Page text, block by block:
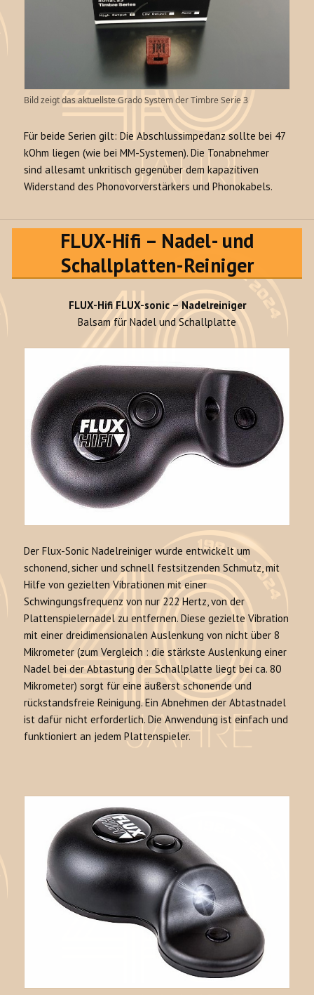
Bild zeigt das aktuellste Grado System der Timbre Serie 3
Für beide Serien gilt: Die Abschlussimpedanz sollte bei 47
kOhm liegen (wie bei MM-Systemen). Die Tonabnehmer
sind allesamt unkritisch gegenüber dem kapazitiven
Widerstand des Phonovorverstärkers und Phonokabels.
FLUX-Hifi – Nadel- und
Schallplatten-Reiniger
FLUX-Hifi FLUX-sonic – Nadelreiniger
Balsam für Nadel und Schallplatte
Der Flux-Sonic Nadelreiniger wurde entwickelt um
schonend, sicher und schnell festsitzenden Schmutz, mit
Hilfe von gezielten Vibrationen mit einer
Schwingungsfrequenz von nur 222 Hertz, von der
Plattenspielernadel zu entfernen. Diese gezielte Vibration
mit einer dreidimensionalen Auslenkung von nicht über 8
Mikrometer (zum Vergleich : die stärkste Auslenkung einer
Nadel bei der Abtastung der Schallplatte liegt bei ca. 80
Mikrometer) sorgt für eine äußerst schonende und
rückstandsfreie Reinigung. Ein Abnehmen der Abtastnadel
ist dafür nicht erforderlich. Die Anwendung ist einfach und
funktioniert an jedem Plattenspieler.